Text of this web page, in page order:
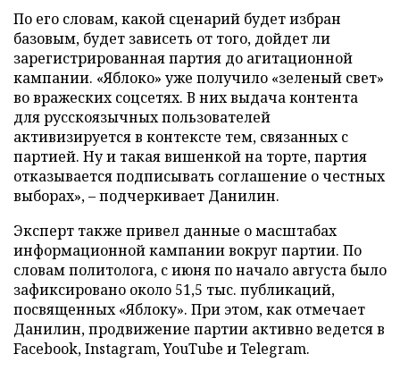
По его словам, какой сценарий будет избран
базовым, будет зависеть от того, дойдет ли
зарегистрированная партия до агитационной
кампании. «Яблоко» уже получило «зеленый свет»
во вражеских соцсетях. В них выдача контента
для русскоязычных пользователей
активизируется в контексте тем, связанных с
партией. Ну и такая вишенкой на торте, партия
отказывается подписывать соглашение о честных
выборах», – подчеркивает Данилин.
Эксперт также привел данные о масштабах
информационной кампании вокруг партии. По
словам политолога, с июня по начало августа было
зафиксировано около 51,5 тыс. публикаций,
посвященных «Яблоку». При этом, как отмечает
Данилин, продвижение партии активно ведется в
Facebook, Instagram, YouTube и Telegram.